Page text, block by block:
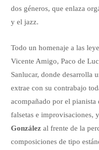
dos géneros, que enlaza
y el jazz.
Todo un homenaje a las
Vicente Amigo, Paco de
Sanlucar, donde desarrolla
extrae con su contrabajo
acompañado por el
falsetas e improvisaciones,
González al frente de la
composiciones de tipo